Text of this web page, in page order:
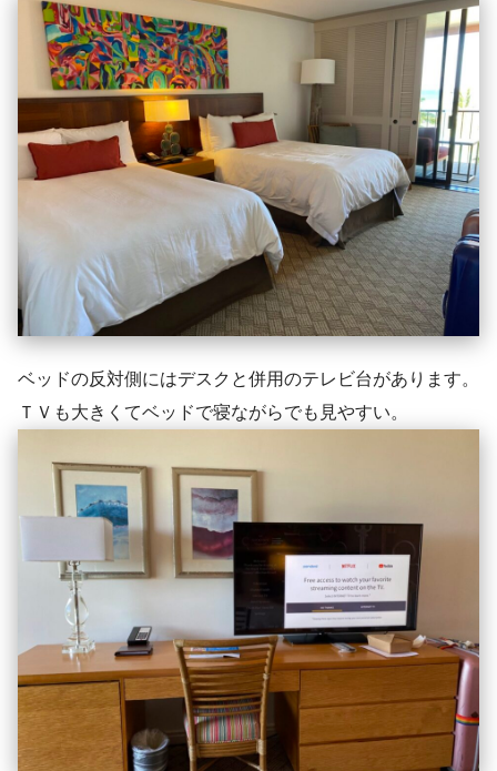
ベッドの反対側にはデスクと併用のテレビ台があります。
ＴＶも大きくてベッドで寝ながらでも見やすい。